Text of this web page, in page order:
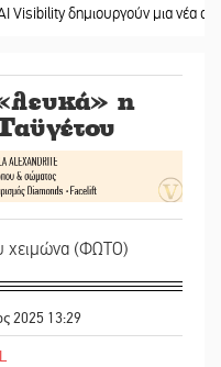
μια νέα αγορά
η
χειμώνα (ΦΩΤΟ)
2025 13:29